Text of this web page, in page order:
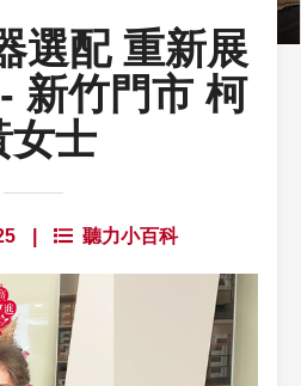
選配 重新展
新竹門市 柯
女士
聽力小百科